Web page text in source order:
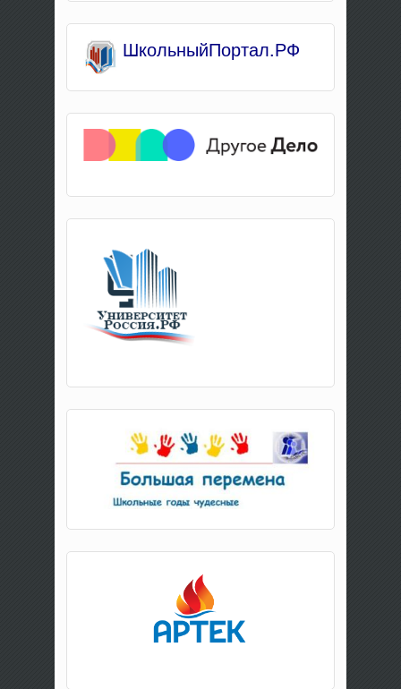
ШкольныйПортал.РФ